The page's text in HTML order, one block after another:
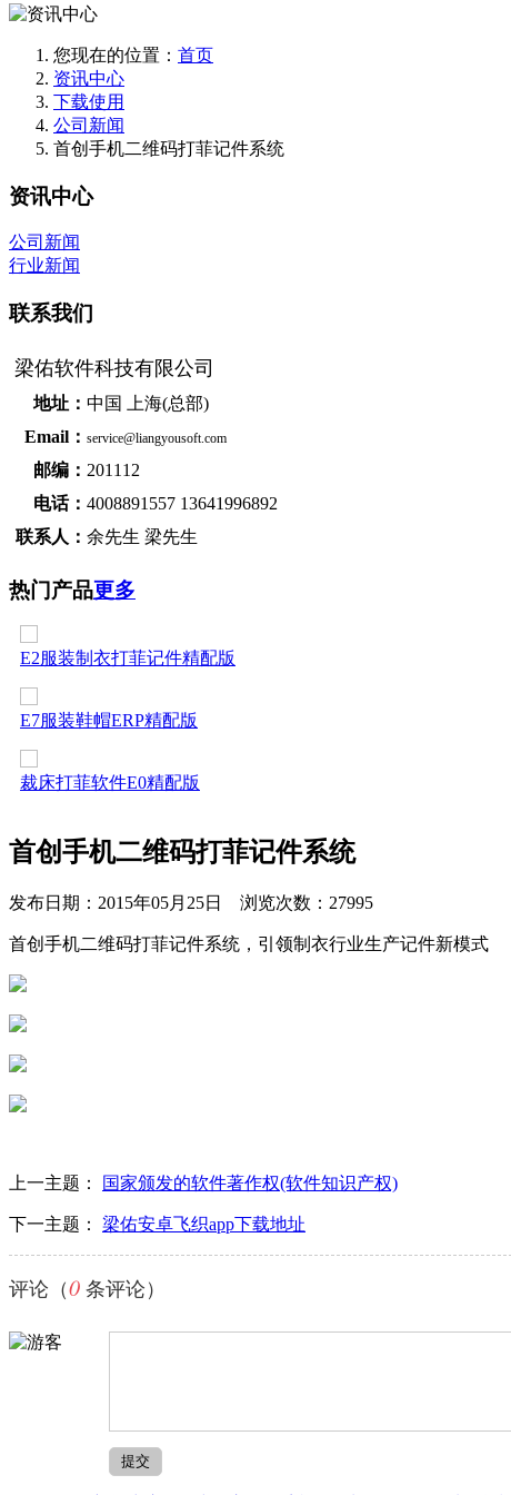
您现在的位置： 首页
资讯中心
下载使用
公司新闻
首创手机二维码打菲记件系统
资讯中心
公司新闻
行业新闻
联系我们
梁佑软件科技有限公司
地址： 中国 上海(总部)
Email： service@liangyousoft.com
邮编： 201112
电话： 4008891557 13641996892
联系人： 余先生 梁先生
热门产品更多
E1A打菲领菲记件系统
E2服装制衣打菲记件精配版
E7服装鞋帽ERP精配版
裁床打菲软件E0精配版
EA服装电子工票记件系统
E1A打菲领菲记件系统
E7服装鞋帽ERP精配版
裁床打菲软件E0精配版
首创手机二维码打菲记件系统
发布日期： 2015年05月25日 浏览次数： 27995
首创手机二维码打菲记件系统，引领制衣行业生产记件新模式
上一主题： 国家颁发的软件著作权(软件知识产权)
下一主题： 梁佑安卓飞织app下载地址
评论（0 条评论）